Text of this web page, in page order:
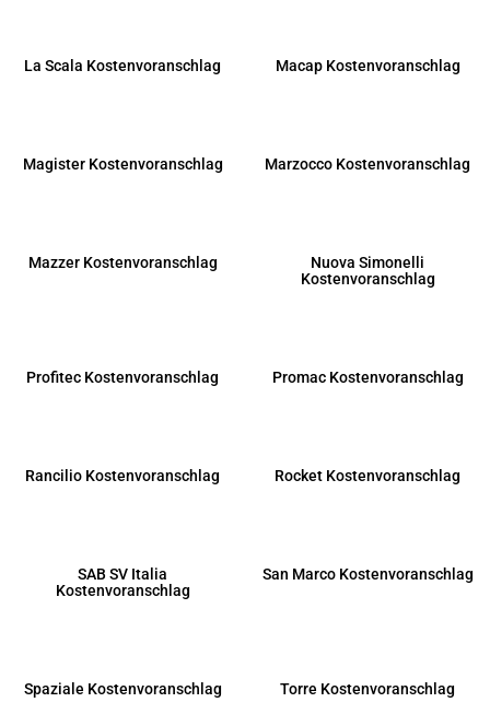
La Scala Kostenvoranschlag Macap Kostenvoranschlag
Magister Kostenvoranschlag Marzocco Kostenvoranschlag
Mazzer Kostenvoranschlag
Nuova Simonelli
Kostenvoranschlag
Profitec Kostenvoranschlag Promac Kostenvoranschlag
Rancilio Kostenvoranschlag Rocket Kostenvoranschlag
SAB SV Italia
Kostenvoranschlag
San Marco Kostenvoranschlag
Spaziale Kostenvoranschlag Torre Kostenvoranschlag